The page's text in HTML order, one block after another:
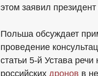
этом заявил
Польша обсуждает
проведение
статьи 5-й Устава
российских дронов в